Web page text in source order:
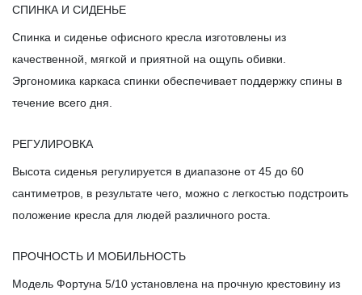
СПИНКА И СИДЕНЬЕ
Спинка и сиденье офисного кресла изготовлены из
качественной, мягкой и приятной на ощупь обивки.
Эргономика каркаса спинки обеспечивает поддержку спины в
течение всего дня.
РЕГУЛИРОВКА
Высота сиденья регулируется в диапазоне от 45 до 60
сантиметров, в результате чего, можно с легкостью подстроить
положение кресла для людей различного роста.
ПРОЧНОСТЬ И МОБИЛЬНОСТЬ
Модель Фортуна 5/10 установлена на прочную крестовину из